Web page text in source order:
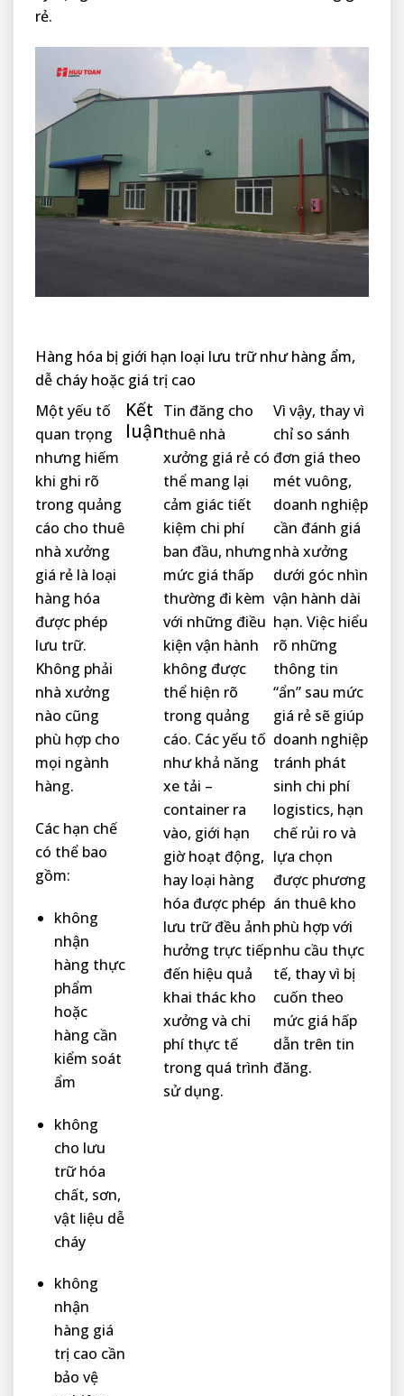
rẻ.
Hàng hóa bị giới hạn loại lưu trữ như hàng ẩm,
dễ cháy hoặc giá trị cao
Một yếu tố
quan trọng
nhưng hiếm
khi ghi rõ
trong quảng
cáo cho thuê
nhà xưởng
giá rẻ là loại
hàng hóa
được phép
lưu trữ.
Không phải
nhà xưởng
nào cũng
phù hợp cho
mọi ngành
hàng.
Các hạn chế
có thể bao
gồm:
không
nhận
hàng thực
phẩm
hoặc
hàng cần
kiểm soát
ẩm
không
cho lưu
trữ hóa
chất, sơn,
vật liệu dễ
cháy
không
nhận
hàng giá
trị cao cần
bảo vệ
Kết
luận
Tin đăng cho
thuê nhà
xưởng giá rẻ có
thể mang lại
cảm giác tiết
kiệm chi phí
ban đầu, nhưng
mức giá thấp
thường đi kèm
với những điều
kiện vận hành
không được
thể hiện rõ
trong quảng
cáo. Các yếu tố
như khả năng
xe tải –
container ra
vào, giới hạn
giờ hoạt động,
hay loại hàng
hóa được phép
lưu trữ đều ảnh
hưởng trực tiếp
đến hiệu quả
khai thác kho
xưởng và chi
phí thực tế
trong quá trình
sử dụng.
Vì vậy, thay vì
chỉ so sánh
đơn giá theo
mét vuông,
doanh nghiệp
cần đánh giá
nhà xưởng
dưới góc nhìn
vận hành dài
hạn. Việc hiểu
rõ những
thông tin
“ẩn” sau mức
giá rẻ sẽ giúp
doanh nghiệp
tránh phát
sinh chi phí
logistics, hạn
chế rủi ro và
lựa chọn
được phương
án thuê kho
phù hợp với
nhu cầu thực
tế, thay vì bị
cuốn theo
mức giá hấp
dẫn trên tin
đăng.